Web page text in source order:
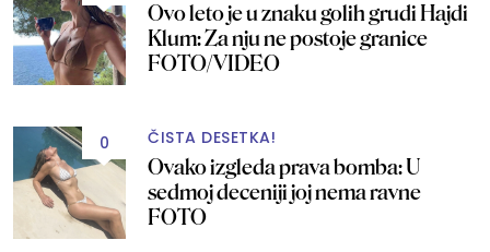
Ovo leto je u znaku golih grudi Hajdi
Klum: Za nju ne postoje granice
FOTO/VIDEO
0 ČISTA DESETKA!
Ovako izgleda prava bomba: U
sedmoj deceniji joj nema ravne
FOTO